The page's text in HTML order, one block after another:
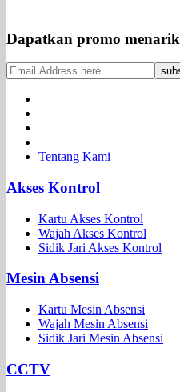
Dapatkan promo menarik
Tentang Kami
Akses Kontrol
Kartu Akses Kontrol
Wajah Akses Kontrol
Sidik Jari Akses Kontrol
Mesin Absensi
Kartu Mesin Absensi
Wajah Mesin Absensi
Sidik Jari Mesin Absensi
CCTV